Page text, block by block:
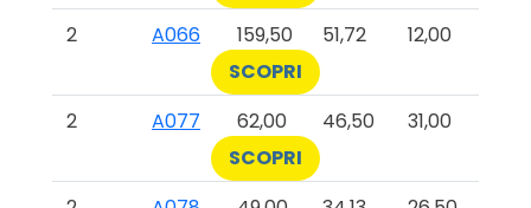
2
A066 159,50 51,72
12,00
SCOPRI
2
A077 62,00 46,50
31,00
SCOPRI